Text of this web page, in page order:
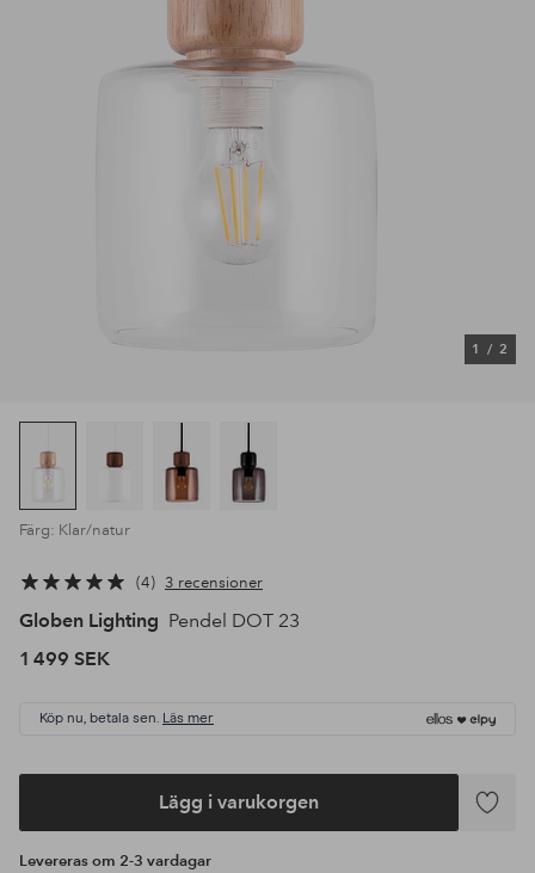
1 / 2
Färg: Klar/natur
4 3 recensioner
Globen Lighting Pendel DOT 23
1 499 SEK
Köp nu, betala sen. Läs mer
Lägg i varukorgen
Lägg
Levereras om 2-3 vardagar